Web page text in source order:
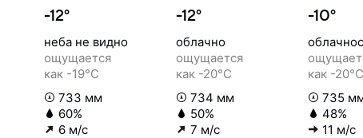
-12°
неба не видно
ощущается
как -19°C
733 мм
60%
6 м/с
-12°
облачно
ощущается
как -20°C
734 мм
50%
7 м/с
-10°
как -20°C
735
48%
11 м/с